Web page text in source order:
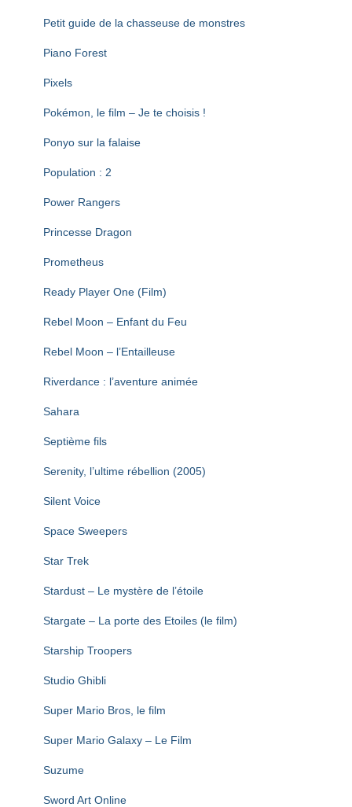
Petit guide de la chasseuse de monstres
Piano Forest
Pixels
Pokémon, le film – Je te choisis !
Ponyo sur la falaise
Population : 2
Power Rangers
Princesse Dragon
Prometheus
Ready Player One (Film)
Rebel Moon – Enfant du Feu
Rebel Moon – l’Entailleuse
Riverdance : l’aventure animée
Sahara
Septième fils
Serenity, l’ultime rébellion (2005)
Silent Voice
Space Sweepers
Star Trek
Stardust – Le mystère de l’étoile
Stargate – La porte des Etoiles (le film)
Starship Troopers
Studio Ghibli
Super Mario Bros, le film
Super Mario Galaxy – Le Film
Suzume
Sword Art Online